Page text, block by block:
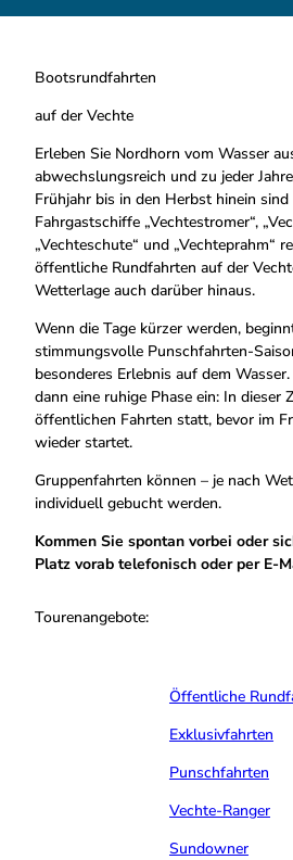
Bootsrundfahrten
auf der Vechte
Erleben Sie Nordhorn vom Wasser
abwechslungsreich und zu jeder
Frühjahr bis in den Herbst hinein
Fahrgastschiffe „Vechtestromer“,
„Vechteschute“ und „Vechteprahm“
öffentliche Rundfahrten auf der
Wetterlage auch darüber hinaus.
Wenn die Tage kürzer werden,
stimmungsvolle Punschfahrten-
besonderes Erlebnis auf dem
dann eine ruhige Phase ein: In dieser
öffentlichen Fahrten statt, bevor im
wieder startet.
Gruppenfahrten können – je nach
individuell gebucht werden.
Kommen Sie spontan vorbei oder
Platz vorab telefonisch oder per E-
Tourenangebote:
Öffentliche
Exklusivfahrten
Punschfahrten
Vechte-Ranger
Sundowner